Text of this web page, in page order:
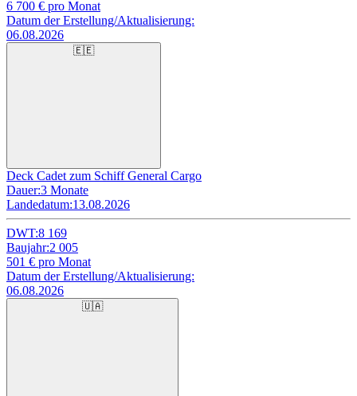
6 700 € pro Monat
Datum der Erstellung/Aktualisierung:
06.08.2026
🇪🇪
Deck Cadet zum Schiff General Cargo
Dauer:3 Monate
Landedatum:13.08.2026
DWT:8 169
Baujahr:2 005
501 € pro Monat
Datum der Erstellung/Aktualisierung:
06.08.2026
🇺🇦